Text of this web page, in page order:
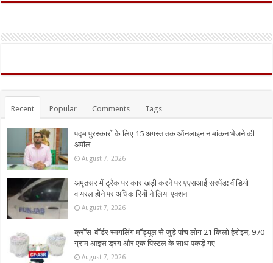
Recent Popular Comments Tags
पद्म पुरस्कारों के लिए 15 अगस्त तक ऑनलाइन नामांकन भेजने की
अपील
August 7, 2026
अमृतसर में ट्रैक पर कार खड़ी करने पर एएसआई सस्पेंड: वीडियो
वायरल होने पर अधिकारियों ने लिया एक्शन
August 7, 2026
क्रॉस-बॉर्डर स्मगलिंग मॉड्यूल से जुड़े पांच लोग 21 किलो हेरोइन, 970
ग्राम आइस ड्रग और एक पिस्टल के साथ पकड़े गए
August 7, 2026